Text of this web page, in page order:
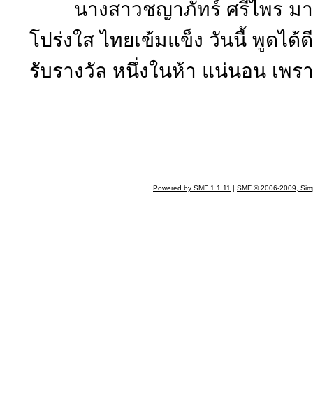
นางสาวชญาภัทร์ ศรีไพร มา
โปร่งใส ไทยเข้มแข็ง วันนี้ พูดไ
รับรางวัล หนึ่งในห้า แน่นอน เพ
Powered by SMF 1.1.11 | SMF © 2006-2009,